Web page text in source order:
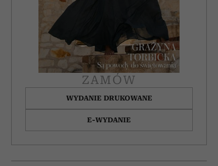
ZAMÓW
WYDANIE DRUKOWANE
E-WYDANIE